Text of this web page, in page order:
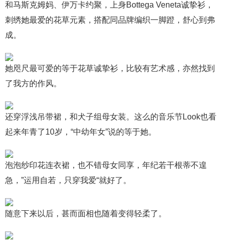
和马斯克姆妈、伊万卡约聚，上身Bottega Veneta诚挚衫，
刺绣她最爱的花草元素，搭配同品牌编织一脚蹬，舒心到弗
成。
她咫尺最可爱的等于花草诚挚衫，比较有艺术感，亦然找到
了我方的作风。
还穿浮浅吊带裙，和犬子组母女装。这么的音乐节Look也看
起来年青了10岁，“中幼年女”说的等于她。
泡泡纱印花连衣裙，也不错母女同享，年纪若干根蒂不遑
急，”运用自若，只穿我爱“就好了。
随意下来以后，甚而面相也随着变得轻柔了。